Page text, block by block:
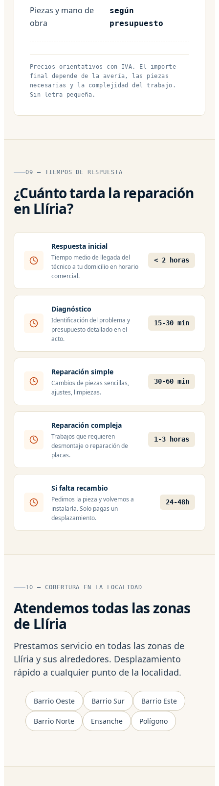
Piezas y mano de
obra
según
presupuesto
Precios orientativos con IVA. El importe
final depende de la avería, las piezas
necesarias y la complejidad del trabajo.
Sin letra pequeña.
09 — TIEMPOS DE RESPUESTA
¿Cuánto tarda la reparación
en Llíria?
Respuesta inicial
Tiempo medio de llegada del
técnico a tu domicilio en horario
comercial.
< 2 horas
Diagnóstico
Identificación del problema y
presupuesto detallado en el
acto.
15-30 min
Reparación simple
Cambios de piezas sencillas,
ajustes, limpiezas.
30-60 min
Reparación compleja
Trabajos que requieren
desmontaje o reparación de
placas.
1-3 horas
Si falta recambio
Pedimos la pieza y volvemos a
instalarla. Solo pagas un
desplazamiento.
24-48h
10 — COBERTURA EN LA LOCALIDAD
Atendemos todas las zonas
de Llíria
Prestamos servicio en todas las zonas de
Llíria y sus alrededores. Desplazamiento
rápido a cualquier punto de la localidad.
Barrio Oeste Barrio Sur Barrio Este
Barrio Norte Ensanche Polígono